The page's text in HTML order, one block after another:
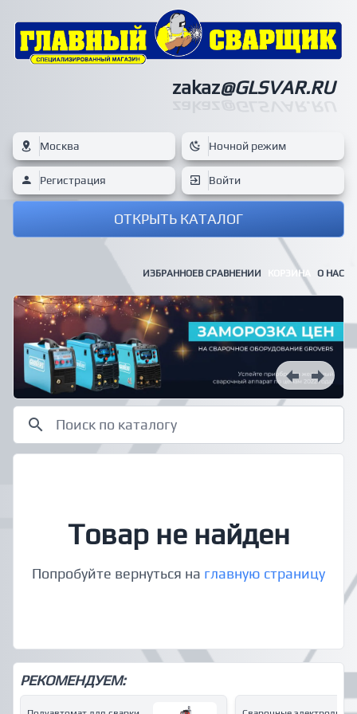
zakaz@GLSVAR.RU
Москва Ночной режим
Регистрация Войти
ОТКРЫТЬ КАТАЛОГ
ИЗБРАННОЕВ СРАВНЕНИИ КОРЗИНА О НАС
Товар не найден
Попробуйте вернуться на главную страницу
РЕКОМЕНДУЕМ: